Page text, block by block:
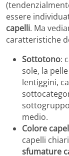
essere
capelli. Ma
caratteristiche
Sottotono:
sole, la
lentiggini,
medio.
Colore
capelli
sfumature